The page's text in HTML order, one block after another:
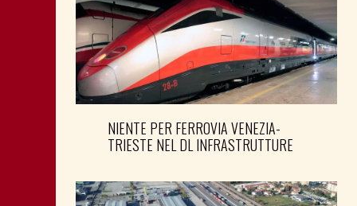
NIENTE PER FERROVIA VENEZIA-
TRIESTE NEL DL INFRASTRUTTURE